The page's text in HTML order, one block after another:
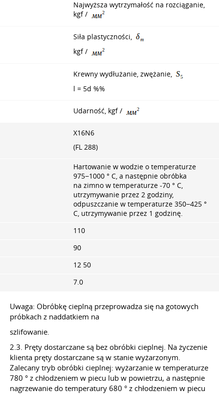
Najwyższa wytrzymałość na rozciąganie,
kgf /
Siła plastyczności,
kgf /
Krewny wydłużanie, zwężanie,
l = 5d %%
Udarność, kgf /
X16N6
(FL 288)
Hartowanie w wodzie o temperaturze
975−1000 ° C, a następnie obróbka
na zimno w temperaturze -70 ° C,
utrzymywanie przez 2 godziny,
odpuszczanie w temperaturze 350−425 °
C, utrzymywanie przez 1 godzinę.
110
90
12 50
7.0
Uwaga: Obróbkę cieplną przeprowadza się na gotowych
próbkach z naddatkiem na
szlifowanie.
2.3. Pręty dostarczane są bez obróbki cieplnej. Na życzenie
klienta pręty dostarczane są w stanie wyżarzonym.
Zalecany tryb obróbki cieplnej: wyżarzanie w temperaturze
780 ° z chłodzeniem w piecu lub w powietrzu, a następnie
nagrzewanie do temperatury 680 ° z chłodzeniem w piecu